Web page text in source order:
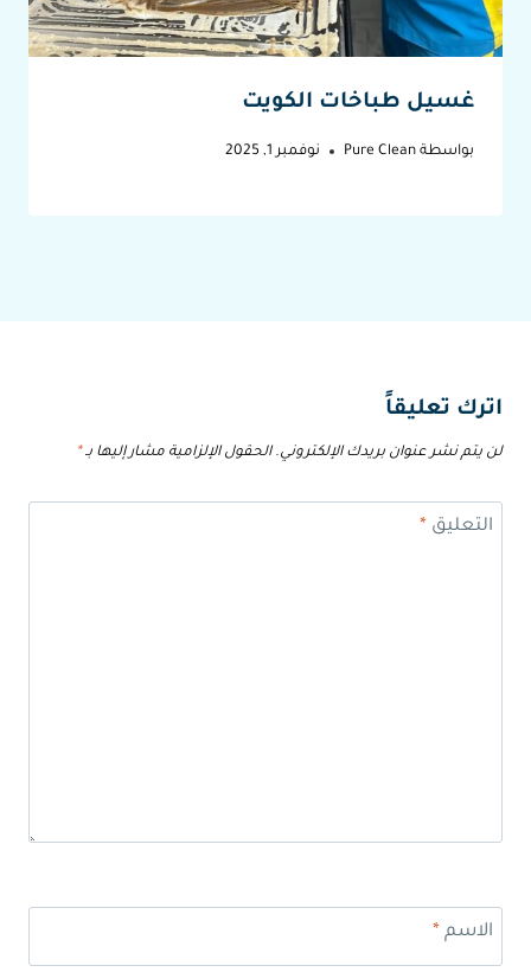
غسيل طباخات الكويت
بواسطة Pure Clean نوفمبر 1, 2025
اترك تعليقاً
لن يتم نشر عنوان بريدك الإلكتروني. الحقول الإلزامية مشار إليها بـ*
التعليق*
الاسم*